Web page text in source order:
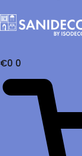
€0 0